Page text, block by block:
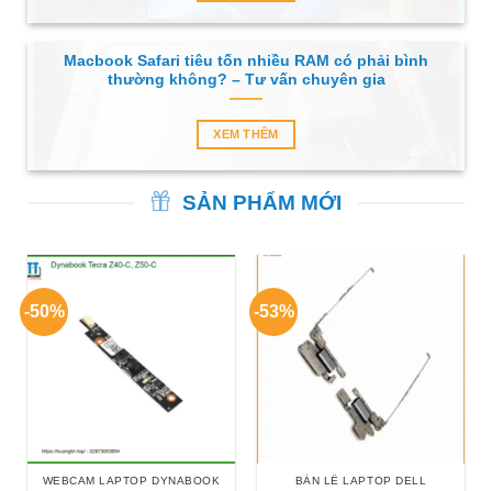
Macbook Safari tiêu tốn nhiều RAM có phải bình
thường không? – Tư vấn chuyên gia
XEM THÊM
SẢN PHẨM MỚI
-50%
WEBCAM LAPTOP DYNABOOK
-53%
BẢN LỀ LAPTOP DELL